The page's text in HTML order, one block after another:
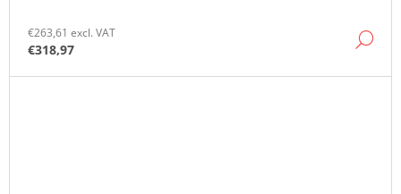
€263,61 excl. VAT
€318,97